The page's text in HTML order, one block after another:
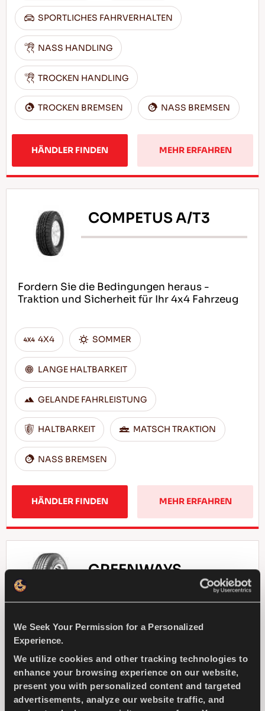
We Seek Your Permission for a Personalized
Experience.
We utilize cookies and other tracking technologies to
enhance your browsing experience on our website,
present you with personalized content and targeted
advertisements, analyze our website traffic, and
SPORTLICHES FAHRVERHALTEN
NASS HANDLING
TROCKEN HANDLING
TROCKEN BREMSEN NASS BREMSEN
HÄNDLER FINDEN MEHR ERFAHREN
COMPETUS A/T3
Fordern Sie die Bedingungen heraus -
Traktion und Sicherheit für Ihr 4x4 Fahrzeug
4X4 SOMMER
LANGE HALTBARKEIT
GELANDE FAHRLEISTUNG
HALTBARKEIT MATSCH TRAKTION
NASS BREMSEN
HÄNDLER FINDEN MEHR ERFAHREN
GREENWAYS
Natürliche Auslese - Fahrökonomie für Ihren
PASSAGIER SOMMER